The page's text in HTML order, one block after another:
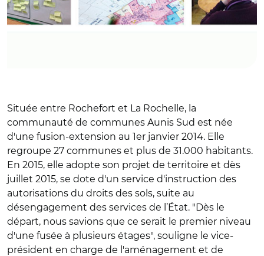
Située entre Rochefort et La Rochelle, la
communauté de communes Aunis Sud est née
d'une fusion-extension au 1er janvier 2014. Elle
regroupe 27 communes et plus de 31.000 habitants.
En 2015, elle adopte son projet de territoire et dès
juillet 2015, se dote d'un service d'instruction des
autorisations du droits des sols, suite au
désengagement des services de l’État. "Dès le
départ, nous savions que ce serait le premier niveau
d'une fusée à plusieurs étages", souligne le vice-
président en charge de l'aménagement et de